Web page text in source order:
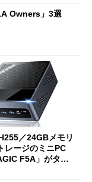
Owners」3選
／24GBメモリ
レージのミニPC
F5A」がタイ